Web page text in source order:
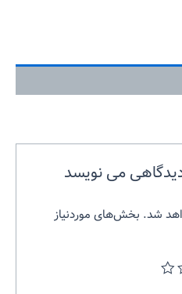
می نویسد
شد. بخش‌های موردنیاز